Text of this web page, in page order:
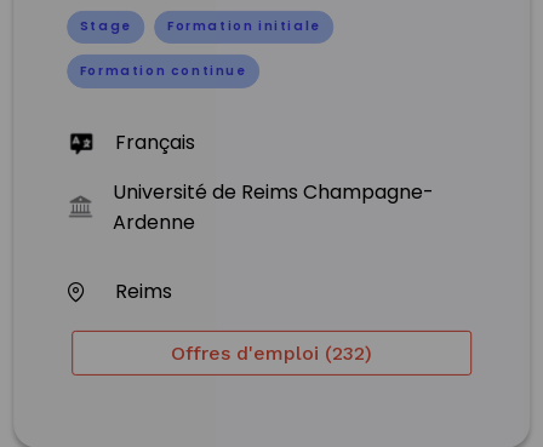
Stage Formation initiale
Formation continue
Français
Université de Reims Champagne-
Ardenne
Reims
Offres d'emploi (232)